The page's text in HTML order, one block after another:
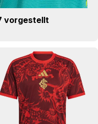
vorgestellt